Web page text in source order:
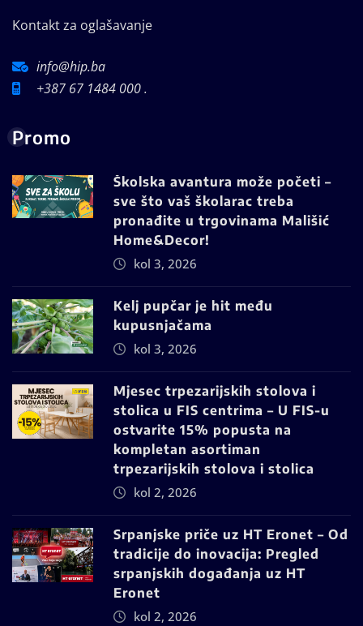
Kontakt za oglašavanje
info@hip.ba
+387 67 1484 000 .
Promo
Školska avantura može početi –
sve što vaš školarac treba
pronađite u trgovinama Mališić
Home&Decor!
kol 3, 2026
Kelj pupčar je hit među
kupusnjačama
kol 3, 2026
Mjesec trpezarijskih stolova i
stolica u FIS centrima – U FIS-u
ostvarite 15% popusta na
kompletan asortiman
trpezarijskih stolova i stolica
kol 2, 2026
Srpanjske priče uz HT Eronet – Od
tradicije do inovacija: Pregled
srpanjskih događanja uz HT
Eronet
kol 2, 2026